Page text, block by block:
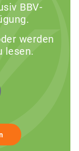
BBV-
werden
lesen.